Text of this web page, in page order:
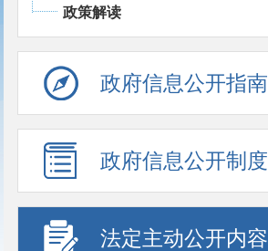
政策解读
政府信息公开指南
政府信息公开制度
法定主动公开内容